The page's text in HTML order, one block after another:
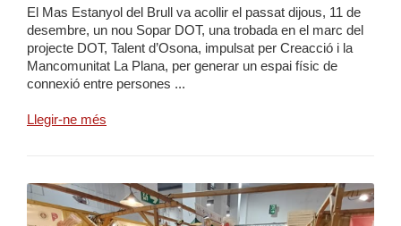
El Mas Estanyol del Brull va acollir el passat dijous, 11 de
desembre, un nou Sopar DOT, una trobada en el marc del
projecte DOT, Talent d’Osona, impulsat per Creacció i la
Mancomunitat La Plana, per generar un espai físic de
connexió entre persones ...
Llegir-ne més